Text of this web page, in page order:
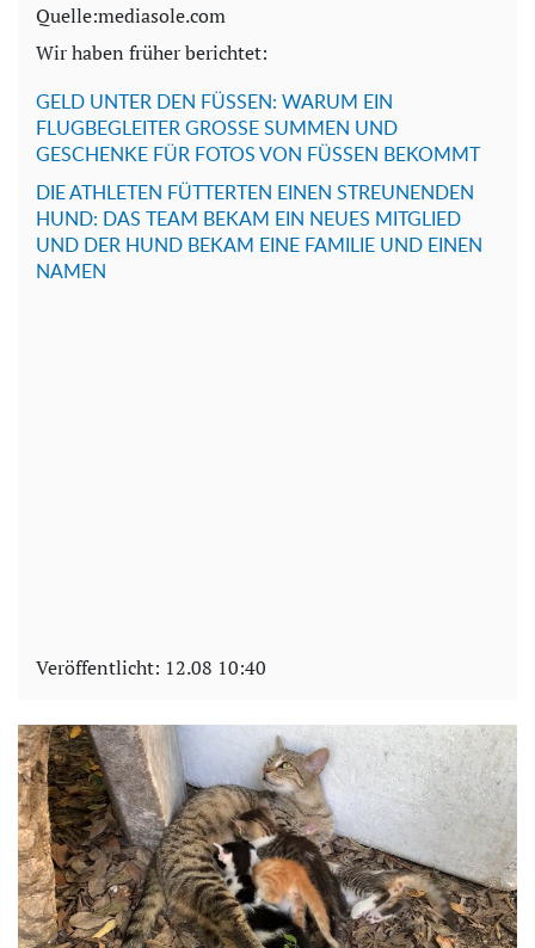
Quelle:mediasole.com
Wir haben früher berichtet:
GELD UNTER DEN FÜSSEN: WARUM EIN
FLUGBEGLEITER GROSSE SUMMEN UND
GESCHENKE FÜR FOTOS VON FÜSSEN BEKOMMT
DIE ATHLETEN FÜTTERTEN EINEN STREUNENDEN
HUND: DAS TEAM BEKAM EIN NEUES MITGLIED
UND DER HUND BEKAM EINE FAMILIE UND EINEN
NAMEN
Veröffentlicht: 12.08 10:40